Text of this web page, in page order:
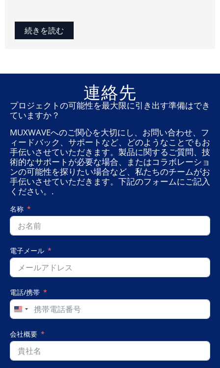
続きを読む
連絡先
プロジェクトの可能性を最大限に引き出す準備はでき
ていますか？
MUXWAVEへのご関心を大切にし、お問い合わせ、フ
ィードバック、サポートなど、どのようなことでもお
手伝いさせていただきます。製品に関するご質問、技
術的なサポートが必要な場合、またはコラボレーショ
ンの可能性を探りたい場合など、私たちのチームがお
手伝いさせていただきます。下記のフォームにご記入
ください。.
名称
電子メール
電話/携帯
United
States
+1
会社概要